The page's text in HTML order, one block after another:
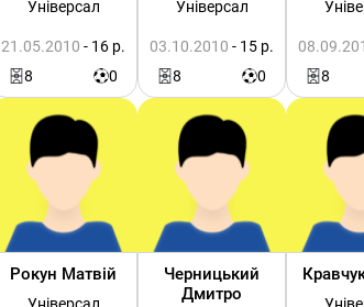
Універсал
21.05.2010 - 16 р.
8
0
Універсал
03.10.2010 - 15 р.
8
0
8
Рокун Матвій
Універсал
Черницький
Дмитро